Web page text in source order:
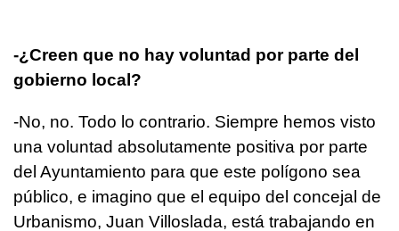
-¿Creen que no hay voluntad por parte del
gobierno local?
-No, no. Todo lo contrario. Siempre hemos visto
una voluntad absolutamente positiva por parte
del Ayuntamiento para que este polígono sea
público, e imagino que el equipo del concejal de
Urbanismo, Juan Villoslada, está trabajando en